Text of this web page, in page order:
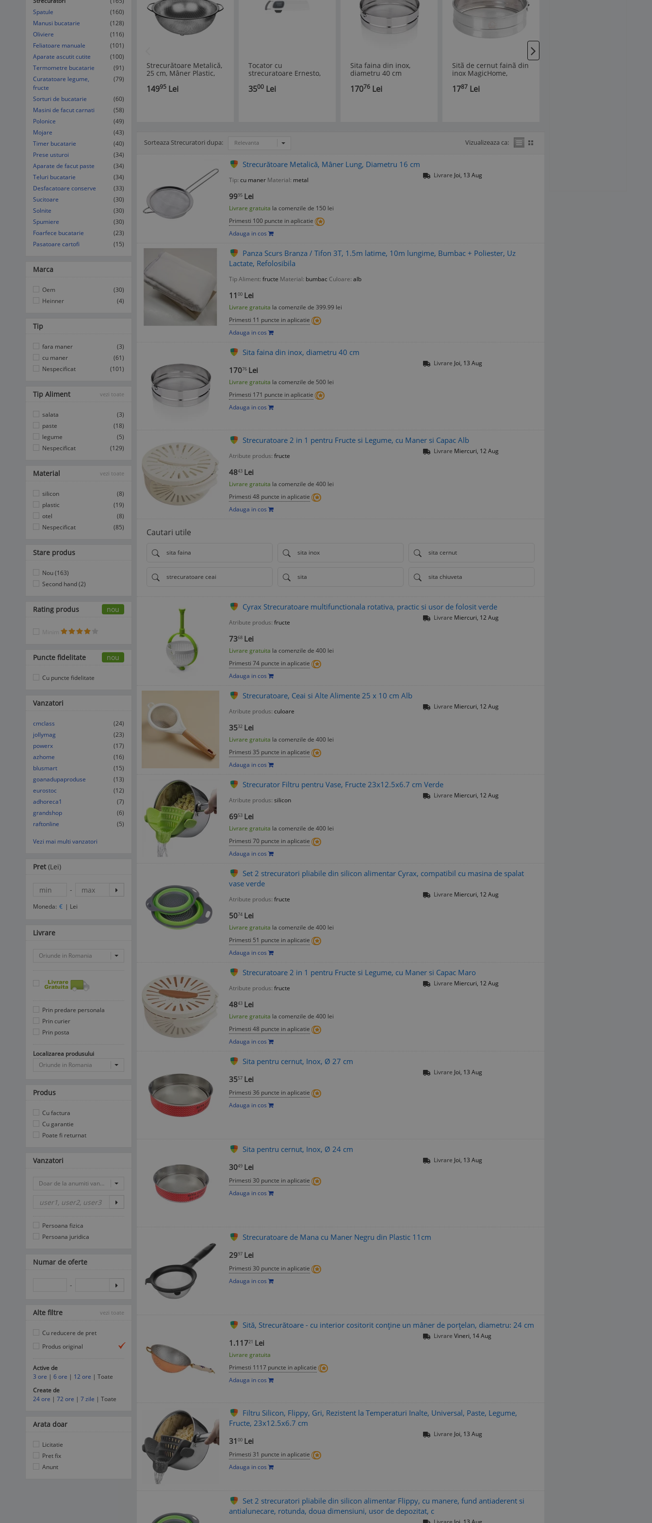
Strecurătoare Metalică,
25 cm, Mâner Plastic,
14995 Lei
Tocator cu
strecuratoare Ernesto,
x 1,5 cm
3500 Lei
Sita faina din inox,
diametru 40 cm
17076 Lei
Sitã de cernut fainã din
inox MagicHome,
1787 Lei
Sorteaza Strecuratori dupa: Relevanta Vizualizeaza ca:
Afisare Lista
Afisare galerie
Strecurătoare Metalică, Mâner Lung, Diametru 16 cm
Tip: cu maner Material: metal
9995 Lei
Livrare gratuita la comenzile de 150 lei
Primesti 100 puncte in aplicatie
Adauga in cos
Livrare Joi, 13 Aug
Panza Scurs Branza / Tifon 3T, 1.5m latime, 10m lungime, Bumbac + Poliester, Uz
Lactate, Refolosibila
Tip Aliment: fructe Material: bumbac Culoare: alb
11 00 Lei
Livrare gratuita la comenzile de 399.99 lei
Primesti 11 puncte in aplicatie
Adauga in cos
Sita faina din inox, diametru 40 cm
17076 Lei
Livrare gratuita la comenzile de 500 lei
Primesti 171 puncte in aplicatie
Adauga in cos
Livrare Joi, 13 Aug
Strecuratoare 2 in 1 pentru Fructe si Legume, cu Maner si Capac Alb
Atribute produs: fructe
4843 Lei
Livrare gratuita la comenzile de 400 lei
Primesti 48 puncte in aplicatie
Adauga in cos
Livrare Miercuri, 12 Aug
Cautari utile
sita faina sita inox sita cernut
strecuratoare ceai sita sita chiuveta
Cyrax Strecuratoare multifunctionala rotativa, practic si usor de folosit verde
Atribute produs: fructe
7368 Lei
Livrare gratuita la comenzile de 400 lei
Primesti 74 puncte in aplicatie
Adauga in cos
Livrare Miercuri, 12 Aug
Strecuratoare, Ceai si Alte Alimente 25 x 10 cm Alb
Atribute produs: culoare
3532 Lei
Livrare gratuita la comenzile de 400 lei
Primesti 35 puncte in aplicatie
Adauga in cos
Livrare Miercuri, 12 Aug
Strecurator Filtru pentru Vase, Fructe 23x12.5x6.7 cm Verde
Atribute produs: silicon
6953 Lei
Livrare gratuita la comenzile de 400 lei
Primesti 70 puncte in aplicatie
Adauga in cos
Livrare Miercuri, 12 Aug
Set 2 strecuratori pliabile din silicon alimentar Cyrax, compatibil cu masina de spalat
vase verde
Atribute produs: fructe
5074 Lei
Livrare gratuita la comenzile de 400 lei
Primesti 51 puncte in aplicatie
Adauga in cos
Livrare Miercuri, 12 Aug
Strecuratoare 2 in 1 pentru Fructe si Legume, cu Maner si Capac Maro
Atribute produs: fructe
4843 Lei
Livrare gratuita la comenzile de 400 lei
Primesti 48 puncte in aplicatie
Adauga in cos
Livrare Miercuri, 12 Aug
Sita pentru cernut, Inox, Ø 27 cm
3557 Lei
Primesti 36 puncte in aplicatie
Adauga in cos
Livrare Joi, 13 Aug
Sita pentru cernut, Inox, Ø 24 cm
3049 Lei
Primesti 30 puncte in aplicatie
Adauga in cos
Livrare Joi, 13 Aug
Strecuratoare de Mana cu Maner Negru din Plastic 11cm
2997 Lei
Primesti 30 puncte in aplicatie
Adauga in cos
Sită, Strecurătoare - cu interior cositorit conţine un mâner de porţelan, diametru: 24 cm
1.11721 Lei
Livrare gratuita
Primesti 1117 puncte in aplicatie
Adauga in cos
Livrare Vineri, 14 Aug
Filtru Silicon, Flippy, Gri, Rezistent la Temperaturi Inalte, Universal, Paste, Legume,
Fructe, 23x12.5x6.7 cm
31 00 Lei
Primesti 31 puncte in aplicatie
Adauga in cos
Livrare Joi, 13 Aug
Set 2 strecuratori pliabile din silicon alimentar Flippy, cu manere, fund antiaderent si
antialunecare, rotunda, doua dimensiuni, usor de depozitat, c
Spatule
(160)
Manusi bucatarie
(128)
Oliviere
(116)
Feliatoare manuale
(101)
Aparate ascutit cutite
(100)
Termometre bucatarie
(91)
Curatatoare legume,
fructe
(79)
Sorturi de bucatarie
(60)
Masini de facut carnati
(58)
Polonice
(49)
Mojare
(43)
Timer bucatarie
(40)
Prese usturoi
(34)
Aparate de facut paste
(34)
Teluri bucatarie
(34)
Desfacatoare conserve
(33)
Sucitoare
(30)
Solnite
(30)
Spumiere
(30)
Foarfece bucatarie
(23)
Pasatoare cartofi
(15)
Marca
Oem
(30)
Heinner
(4)
Tip
fara maner
(3)
cu maner
(61)
Nespecificat
(101)
Tip Aliment vezi toate
salata
(3)
paste
(18)
legume
(5)
Nespecificat
(129)
Material vezi toate
silicon
(8)
plastic
(19)
otel
(8)
Nespecificat
(85)
Stare produs
Nou (163)
Second hand (2)
Rating produs nou
Minim
Puncte fidelitate nou
Cu puncte fidelitate
Vanzatori
cmclass
(24)
jollymag
(23)
powerx
(17)
azhome
(16)
blusmart
(15)
goanadupaproduse
(13)
eurostoc
(12)
adhoreca1
(7)
grandshop
(6)
raftonline
(5)
Vezi mai multi vanzatori
Pret (Lei)
-
Moneda: € | Lei
Livrare
Oriunde in Romania
Prin predare personala
Prin curier
Prin posta
Localizarea produsului
Oriunde in Romania
Produs
Cu factura
Cu garantie
Poate fi returnat
Vanzatori
Doar de la anumiti vanzatori
Persoana fizica
Persoana juridica
Numar de oferte
-
Alte filtre vezi toate
Cu reducere de pret
Produs original
Active de
3 ore | 6 ore | 12 ore | Toate
Create de
24 ore | 72 ore | 7 zile | Toate
Arata doar
Licitatie
Pret fix
Anunt